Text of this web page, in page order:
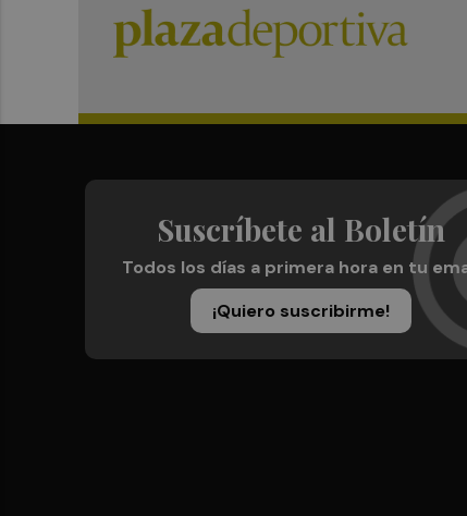
Suscríbete al Boletín
Todos los días a primera hora en tu
¡Quiero suscribirme!